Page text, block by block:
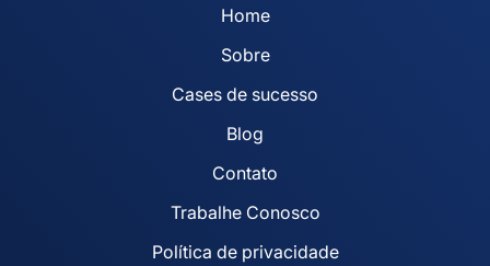
Home
Sobre
Cases de sucesso
Blog
Contato
Trabalhe Conosco
Política de privacidade